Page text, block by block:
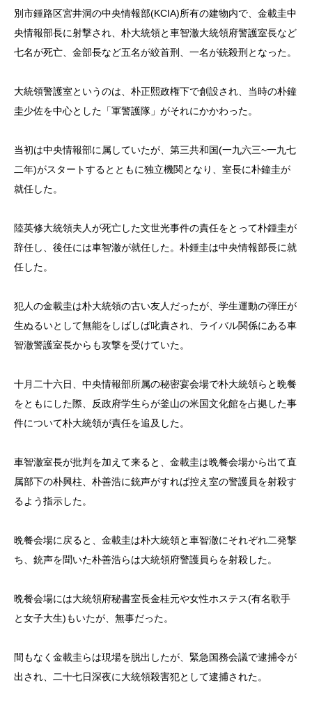
別市鍾路区宮井洞の中央情報部(KCIA)所有の建物内で、金載圭中
央情報部長に射撃され、朴大統領と車智澈大統領府警護室長など
七名が死亡、金部長など五名が絞首刑、一名が銃殺刑となった。
大統領警護室というのは、朴正熙政権下で創設され、当時の朴鐘
圭少佐を中心とした「軍警護隊」がそれにかかわった。
当初は中央情報部に属していたが、第三共和国(一九六三~一九七
二年)がスタートするとともに独立機関となり、室長に朴鐘圭が
就任した。
陸英修大統領夫人が死亡した文世光事件の責任をとって朴鍾圭が
辞任し、後任には車智澈が就任した。朴鍾圭は中央情報部長に就
任した。
犯人の金載圭は朴大統領の古い友人だったが、学生運動の弾圧が
生ぬるいとして無能をしばしば叱責され、ライバル関係にある車
智澈警護室長からも攻撃を受けていた。
十月二十六日、中央情報部所属の秘密宴会場で朴大統領らと晩餐
をともにした際、反政府学生らが釜山の米国文化館を占拠した事
件について朴大統領が責任を追及した。
車智澈室長が批判を加えて来ると、金載圭は晩餐会場から出て直
属部下の朴興柱、朴善浩に銃声がすれば控え室の警護員を射殺す
るよう指示した。
晩餐会場に戻ると、金載圭は朴大統領と車智澈にそれぞれ二発撃
ち、銃声を聞いた朴善浩らは大統領府警護員らを射殺した。
晩餐会場には大統領府秘書室長金桂元や女性ホステス(有名歌手
と女子大生)もいたが、無事だった。
間もなく金載圭らは現場を脱出したが、緊急国務会議で逮捕令が
出され、二十七日深夜に大統領殺害犯として逮捕された。